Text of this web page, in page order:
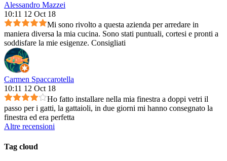
Alessandro Mazzei
10:11 12 Oct 18
Mi sono rivolto a questa azienda per arredare in
maniera diversa la mia cucina. Sono stati puntuali, cortesi e pronti a
soddisfare la mie esigenze. Consigliati
Carmen Spaccarotella
10:11 12 Oct 18
Ho fatto installare nella mia finestra a doppi vetri il
passo per i gatti, la gattaioli, in due giorni mi hanno consegnato la
finestra ed era perfetta
Altre recensioni
Tag cloud